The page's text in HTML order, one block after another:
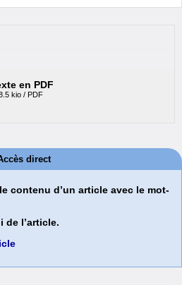
en PDF
kio / PDF
direct
contenu d’un article avec le mot-
de l’article.